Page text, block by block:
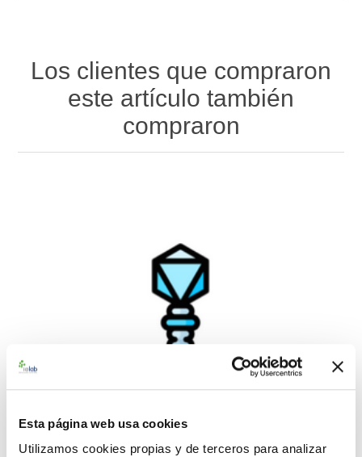
Esta página web usa cookies
Utilizamos cookies propias y de terceros para analizar
Los clientes que compraron
este artículo también
compraron